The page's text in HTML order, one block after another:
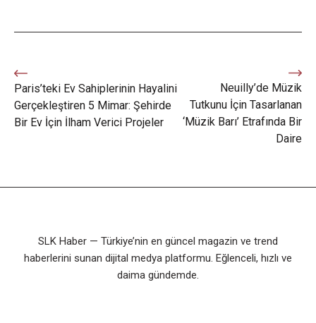
Paris’teki Ev Sahiplerinin Hayalini
Gerçekleştiren 5 Mimar: Şehirde
Bir Ev İçin İlham Verici Projeler
Neuilly’de Müzik
Tutkunu İçin Tasarlanan
‘Müzik Barı’ Etrafında Bir
Daire
SLK Haber — Türkiye’nin en güncel magazin ve trend
haberlerini sunan dijital medya platformu. Eğlenceli, hızlı ve
daima gündemde.